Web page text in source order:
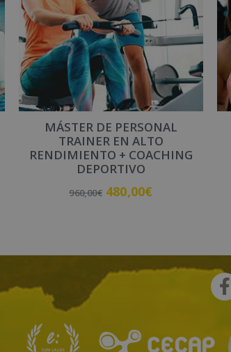
MÁSTER DE PERSONAL
TRAINER EN ALTO
RENDIMIENTO + COACHING
DEPORTIVO
960,00€ 480,00€